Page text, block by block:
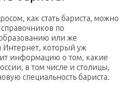
как стать бариста, можно
по
или же
Интернет, который уж
информацию о том, какие
в том числе и столицы,
специальность бариста.